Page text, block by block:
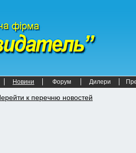
Новини Форум Дилери
к перечню новостей